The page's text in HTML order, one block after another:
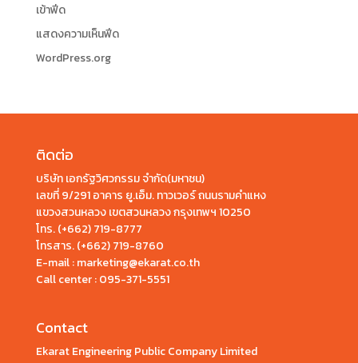
เข้าฟีด
แสดงความเห็นฟีด
WordPress.org
ติดต่อ
บริษัท เอกรัฐวิศวกรรม จำกัด(มหาชน)
เลขที่ 9/291 อาคาร ยู.เอ็ม. ทาวเวอร์ ถนนรามคำแหง
แขวงสวนหลวง เขตสวนหลวง กรุงเทพฯ 10250
โทร.(+662) 719-8777
โทรสาร. (+662) 719-8760
E-mail : marketing@ekarat.co.th
Call center :095-371-5551
Contact
Ekarat Engineering Public Company Limited